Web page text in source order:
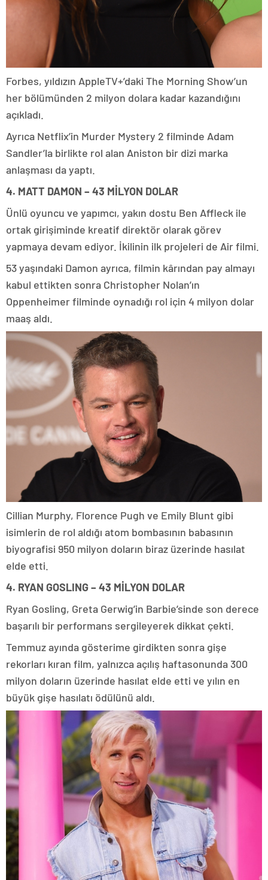
Forbes, yıldızın AppleTV+’daki The Morning Show’un
her bölümünden 2 milyon dolara kadar kazandığını
açıkladı.
Ayrıca Netflix’in Murder Mystery 2 filminde Adam
Sandler’la birlikte rol alan Aniston bir dizi marka
anlaşması da yaptı.
4. MATT DAMON – 43 MİLYON DOLAR
Ünlü oyuncu ve yapımcı, yakın dostu Ben Affleck ile
ortak girişiminde kreatif direktör olarak görev
yapmaya devam ediyor. İkilinin ilk projeleri de Air filmi.
53 yaşındaki Damon ayrıca, filmin kârından pay almayı
kabul ettikten sonra Christopher Nolan’ın
Oppenheimer filminde oynadığı rol için 4 milyon dolar
maaş aldı.
Cillian Murphy, Florence Pugh ve Emily Blunt gibi
isimlerin de rol aldığı atom bombasının babasının
biyografisi 950 milyon doların biraz üzerinde hasılat
elde etti.
4. RYAN GOSLING – 43 MİLYON DOLAR
Ryan Gosling, Greta Gerwig’in Barbie’sinde son derece
başarılı bir performans sergileyerek dikkat çekti.
Temmuz ayında gösterime girdikten sonra gişe
rekorları kıran film, yalnızca açılış haftasonunda 300
milyon doların üzerinde hasılat elde etti ve yılın en
büyük gişe hasılatı ödülünü aldı.